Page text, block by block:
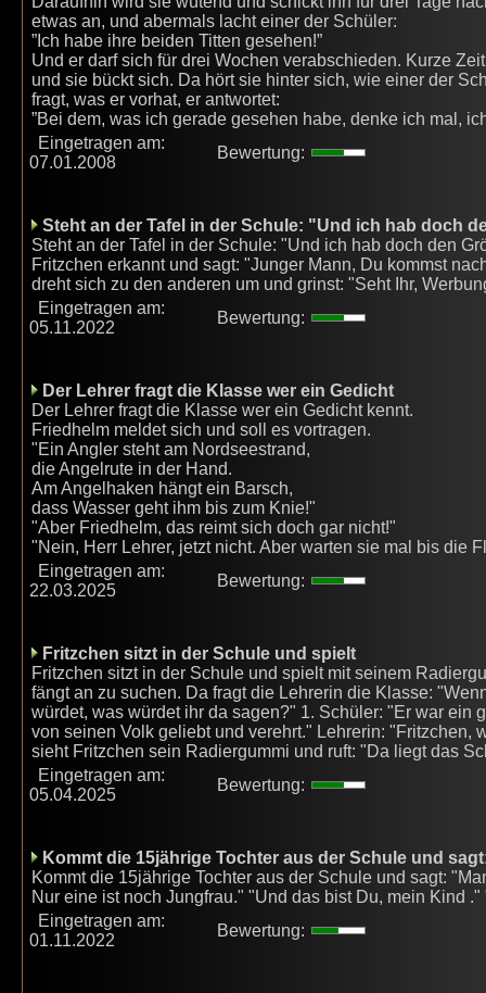
etwas an, und abermals lacht einer der Schüler:
”Ich habe ihre beiden Titten gesehen!”
Und er darf sich für drei Wochen verabschieden. Kurze
und sie bückt sich. Da hört sie hinter sich, wie einer der
fragt, was er vorhat, er antwortet:
”Bei dem, was ich gerade gesehen habe, denke ich mal,
Eingetragen am:
07.01.2008
Bewertung:
Steht an der Tafel in der Schule: "Und ich hab doch
Steht an der Tafel in der Schule: "Und ich hab doch den
Fritzchen erkannt und sagt: "Junger Mann, Du kommst
dreht sich zu den anderen um und grinst: "Seht Ihr,
Eingetragen am:
05.11.2022
Bewertung:
Der Lehrer fragt die Klasse wer ein Gedicht
Der Lehrer fragt die Klasse wer ein Gedicht kennt.
Friedhelm meldet sich und soll es vortragen.
"Ein Angler steht am Nordseestrand,
die Angelrute in der Hand.
Am Angelhaken hängt ein Barsch,
dass Wasser geht ihm bis zum Knie!"
"Aber Friedhelm, das reimt sich doch gar nicht!"
"Nein, Herr Lehrer, jetzt nicht. Aber warten sie mal bis die
Eingetragen am:
22.03.2025
Bewertung:
Fritzchen sitzt in der Schule und spielt
Fritzchen sitzt in der Schule und spielt mit seinem
fängt an zu suchen. Da fragt die Lehrerin die Klasse:
würdet, was würdet ihr da sagen?" 1. Schüler: "Er war ein
von seinen Volk geliebt und verehrt." Lehrerin: "Fritzchen,
sieht Fritzchen sein Radiergummi und ruft: "Da liegt das
Eingetragen am:
05.04.2025
Bewertung:
Kommt die 15jährige Tochter aus der Schule und
Kommt die 15jährige Tochter aus der Schule und sagt:
Nur eine ist noch Jungfrau." "Und das bist Du, mein Kind
Eingetragen am:
01.11.2022
Bewertung: